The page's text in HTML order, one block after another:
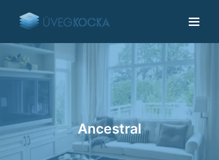
Ancestral